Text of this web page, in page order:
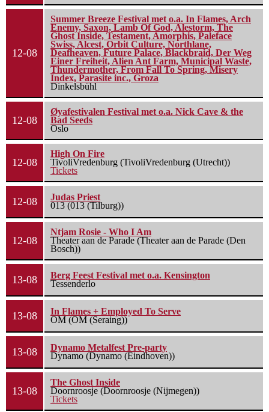
12-08
Summer Breeze Festival met o.a. In Flames, Arch
Enemy, Saxon, Lamb Of God, Alestorm, The
Ghost Inside, Testament, Amorphis, Paleface
Swiss, Alcest, Orbit Culture, Northlane,
Deafheaven, Future Palace, Blackbraid, Der Weg
Einer Freiheit, Alien Ant Farm, Municipal Waste,
Thundermother, From Fall To Spring, Misery
Index, Parasite inc., Groza
Dinkelsbühl
12-08
Øyafestivalen Festival met o.a. Nick Cave & the
Bad Seeds
Oslo
12-08
High On Fire
TivoliVredenburg (TivoliVredenburg (Utrecht))
Tickets
12-08
Judas Priest
013 (013 (Tilburg))
12-08
Ntjam Rosie - Who I Am
Theater aan de Parade (Theater aan de Parade (Den
Bosch))
13-08
Berg Feest Festival met o.a. Kensington
Tessenderlo
13-08
In Flames + Employed To Serve
OM (OM (Seraing))
13-08
Dynamo Metalfest Pre-party
Dynamo (Dynamo (Eindhoven))
13-08
The Ghost Inside
Doornroosje (Doornroosje (Nijmegen))
Tickets